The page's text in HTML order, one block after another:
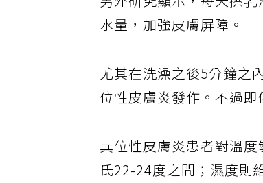
另外研究顯示，每天擦
水量，加強皮膚屏障。
尤其在洗澡之後5分鐘之
位性皮膚炎發作。不過
異位性皮膚炎患者對溫